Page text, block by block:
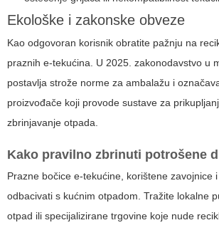
Ekološke i zakonske obveze
Kao odgovoran korisnik obratite pažnju na
praznih e-tekućina. U 2025. zakonodavstvo u
postavlja strože norme za ambalažu i
proizvođače koji provode sustave za
zbrinjavanje otpada.
Kako pravilno zbrinuti potrošene
Prazne bočice e-tekućine, korištene zavojnice
odbacivati s kućnim otpadom. Tražite lokalne
otpad ili specijalizirane trgovine koje nude